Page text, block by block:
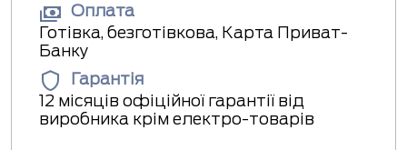
Оплата
Готівка, безготівкова, Карта Приват-
Банку
Гарантія
12 місяців офіційної гарантії від
виробника крім електро-товарів